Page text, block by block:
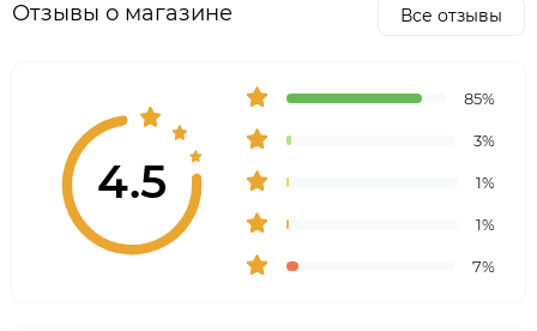
Отзывы о магазине Все отзывы
4.5
85%
3%
1%
1%
7%